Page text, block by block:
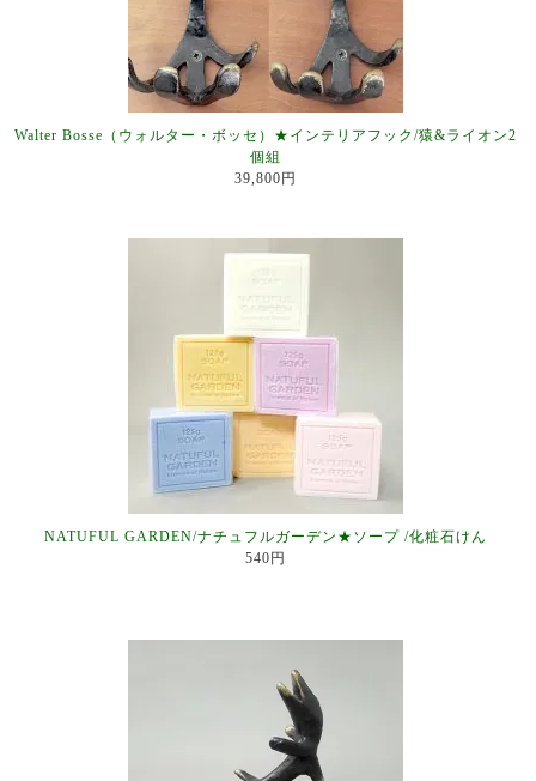
Walter Bosse（ウォルター・ボッセ）★インテリアフック/猿&ライオン2
個組
39,800円
NATUFUL GARDEN/ナチュフルガーデン★ソープ /化粧石けん
540円